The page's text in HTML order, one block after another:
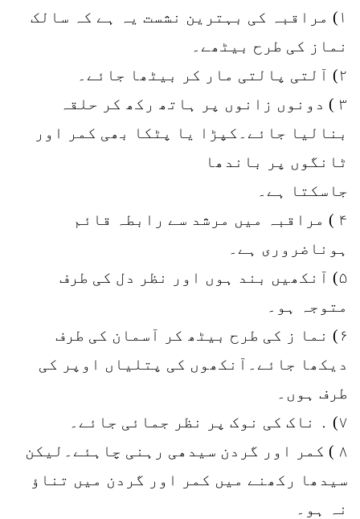
۱) مراقبہ کی بہترین نشست یہ ہے کہ سالک
نماز کی طرح بیٹھے۔
۲) آلتی پالتی مار کر بیٹھا جائے۔
۳ ) دونوں زانوں پر ہاتھ رکھ کر حلقہ
بنالیا جائے۔کپڑا یا پٹکا بھی کمر اور
ٹانگوں پر باندھا
جاسکتا ہے۔
۴ ) مراقبہ میں مرشد سے رابطہ قائم
ہوناضروری ہے۔
۵) آنکھیں بند ہوں اور نظر دل کی طرف
متوجہ ہو۔
۶) نما ز کی طرح بیٹھ کر آسمان کی طرف
دیکھا جائے۔آنکھوں کی پتلیاں اوپر کی
طرف ہوں۔
۷) ․ ناک کی نوک پر نظر جمائی جائے۔
۸ ) کمر اور گردن سیدھی رہنی چاہئے۔لیکن
سیدھا رکھنے میں کمر اور گردن میں تناؤ
نہ ہو۔